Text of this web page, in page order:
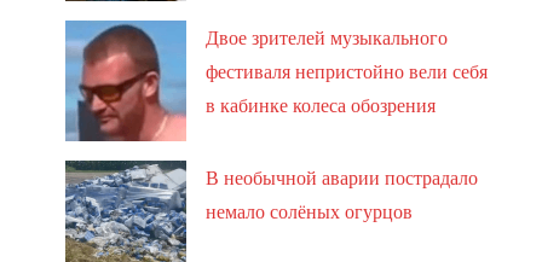
Двое зрителей музыкального
фестиваля непристойно вели себя
в кабинке колеса обозрения
В необычной аварии пострадало
немало солёных огурцов